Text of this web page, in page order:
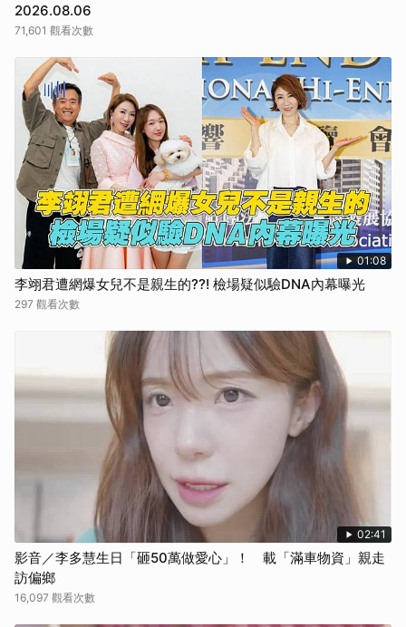
2026.08.06
71,601 觀看次數
01:08
李翊君遭網爆女兒不是親生的??! 檢場疑似驗DNA內幕曝光
297 觀看次數
02:41
影音／李多慧生日「砸50萬做愛心」！ 載「滿車物資」親走
訪偏鄉
16,097 觀看次數